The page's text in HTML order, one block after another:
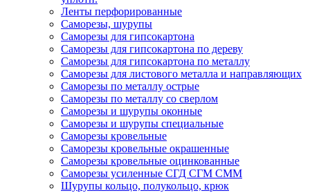
Ленты перфорированные
Саморезы, шурупы
Саморезы для гипсокартона
Саморезы для гипсокартона по дереву
Саморезы для гипсокартона по металлу
Саморезы для листового металла и направляющих
Саморезы по металлу острые
Саморезы по металлу со сверлом
Саморезы и шурупы оконные
Саморезы и шурупы специальные
Саморезы кровельные
Саморезы кровельные окрашенные
Саморезы кровельные оцинкованные
Саморезы усиленные СГД СГМ СММ
Шурупы кольцо, полукольцо, крюк